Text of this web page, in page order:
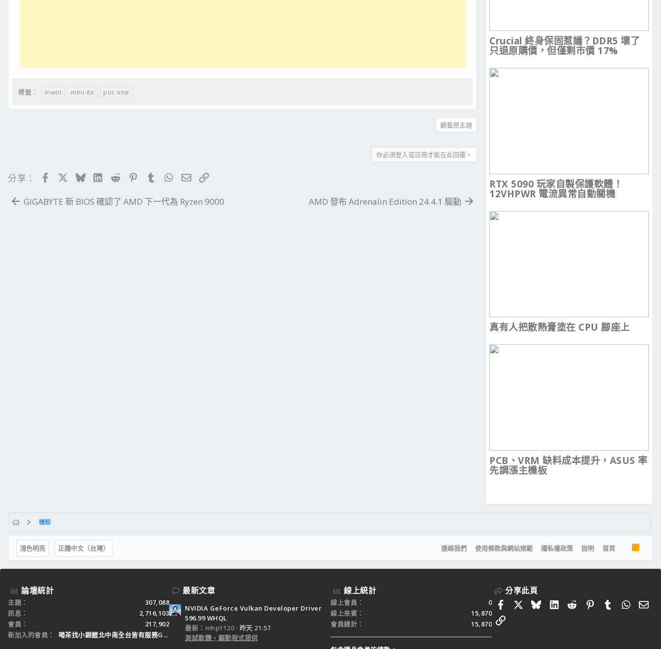
標籤： inwin mini-itx poc one
觀看原主題
你必須登入或註冊才能在此回覆。
分享： FacebookBlueskyLinkedIn
RedditPinterestTumblrWhatsApp
電子郵件
連結
GIGABYTE 新 BIOS 確認了 AMD 下一代為 Ryzen 9000 AMD 發布 Adrenalin Edition 24.4.1 驅動
Crucial 終身保固惹議？DDR5 壞了
只退原購價，但僅剩市價 17%
RTX 5090 玩家自製保護軟體！
12VHPWR 電流異常自動關機
真有人把散熱膏塗在 CPU 腳座上
PCB、VRM 缺料成本提升，ASUS 率
先調漲主機板
機殼
淺色明亮 正體中文（台灣） 連絡我們 使用條款與網站規範 隱私權政策 說明 首頁
S
論壇統計
主題
307,088
訊息
2,716,103
會員
217,902
新加入的會員
喝茶找小錦鯉北中南全台皆有服務Gleezy：tw3
最新文章
NVIDIA GeForce Vulkan Developer Driver
596.99 WHQL
最新：mhp1120
昨天 21:57
測試軟體、驅動程式提供
線上統計
線上會員
0
線上來賓
15,870
會員總計
15,870
分享此頁
FacebookBlueskyLinkedIn
RedditPinterestTumblr 電
連結